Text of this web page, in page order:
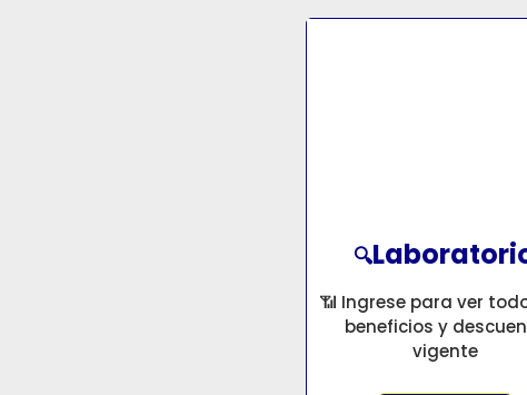
🔍
📶 Ingrese para ver
beneficios y
vigente